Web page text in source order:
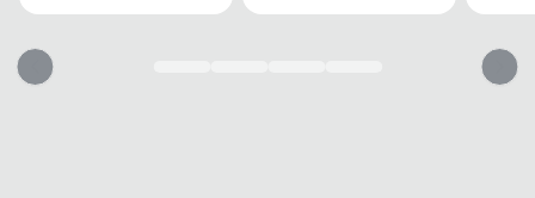
CIRCUNFERÊNCIA
SALTO
TIPO